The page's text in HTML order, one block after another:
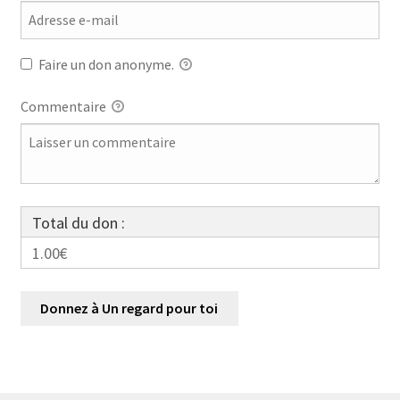
Faire un don anonyme.
Commentaire
Total du don :
1.00€